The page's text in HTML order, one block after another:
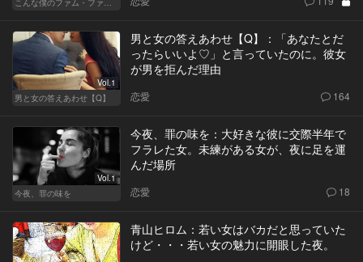
こんな僕のファム・ファタル
Vol.1
男と女の答えあわせ【Q】
男と女の答えあわせ【Q】：「あなたとだ
ったらいいよ♡」と言っていたのに。彼女
が男を拒んだ理由
恋愛 164
Vol.1
今夜、罪の味を
今夜、罪の味を：大好きな彼に交際半年で
フラレた女。未練がある女が、夜に足を運
んだ場所
恋愛 18
青山ヒロム：若い女はバカだと思っていた
けど・・・若い女の魅力に開眼した夜。